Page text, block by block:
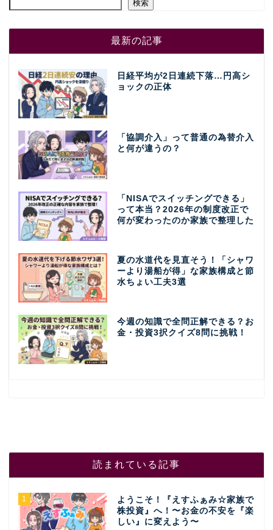
検索
最新の記事
日経平均が2日連続下落…円高シ
ョックの正体
「協調介入」って普通の為替介入
と何が違うの？
「NISAでスイッチングできる」
って本当？2026年の制度改正で
何が変わったのか家族で整理した
夏の水道代を見直そう！「シャワ
ーより湯船が得」な家族構成と節
水ちょい工夫3選
今週の知識で全問正解できる？お
金・投資3択クイズ8問に挑戦！
読まれている記事
1
ようこそ！『えすふぁみ☆家族で
株投資』へ！〜お金の不安を『楽
しい』に変えよう〜